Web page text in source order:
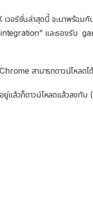
วอร์ชั่นล่าสุดนี้ จะมาพร้อม
และรองรับ
สามารถดาวน์โหลดไ
แล้วก็ดาวน์โหลดแล้วลงทับ